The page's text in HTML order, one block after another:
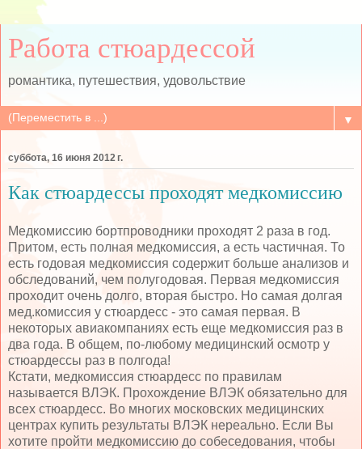
Работа стюардессой
романтика, путешествия, удовольствие
▼
суббота, 16 июня 2012 г.
Как стюардессы проходят медкомиссию
Медкомиссию бортпроводники проходят 2 раза в год.
Притом, есть полная медкомиссия, а есть частичная. То
есть годовая медкомиссия содержит больше анализов и
обследований, чем полугодовая. Первая медкомиссия
проходит очень долго, вторая быстро. Но самая долгая
мед.комиссия у стюардесс - это самая первая. В
некоторых авиакомпаниях есть еще медкомиссия раз в
два года. В общем, по-любому медицинский осмотр у
стюардессы раз в полгода!
Кстати, медкомиссия стюардесс по правилам
называется ВЛЭК. Прохождение ВЛЭК обязательно для
всех стюардесс. Во многих московских медицинских
центрах купить результаты ВЛЭК нереально. Если Вы
хотите пройти медкомиссию до собеседования, чтобы